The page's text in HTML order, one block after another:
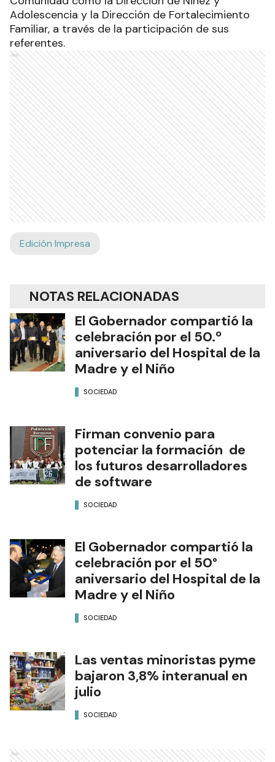
Adolescencia y la Dirección de Fortalecimiento
Familiar, a través de la participación de sus
referentes.
Ads
Edición Impresa
NOTAS RELACIONADAS
El Gobernador compartió la
celebración por el 50.º
aniversario del Hospital de la
Madre y el Niño
SOCIEDAD
Firman convenio para
potenciar la formación de
los futuros desarrolladores
de software
SOCIEDAD
El Gobernador compartió la
celebración por el 50°
aniversario del Hospital de la
Madre y el Niño
SOCIEDAD
Las ventas minoristas pyme
bajaron 3,8% interanual en
julio
SOCIEDAD
Ads